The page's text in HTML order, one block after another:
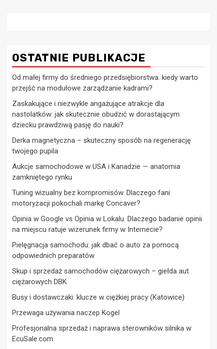
OSTATNIE PUBLIKACJE
Od małej firmy do średniego przedsiębiorstwa. kiedy warto
przejść na modułowe zarządzanie kadrami?
Zaskakujące i niezwykle angażujące atrakcje dla
nastolatków: jak skutecznie obudzić w dorastającym
dziecku prawdziwą pasję do nauki?
Derka magnetyczna – skuteczny sposób na regenerację
twojego pupila
Aukcje samochodowe w USA i Kanadzie — anatomia
zamkniętego rynku
Tuning wizualny bez kompromisów. Dlaczego fani
motoryzacji pokochali markę Concaver?
Opinia w Google vs Opinia w Lokalu. Dlaczego badanie opinii
na miejscu ratuje wizerunek firmy w Internecie?
Pielęgnacja samochodu: jak dbać o auto za pomocą
odpowiednich preparatów
Skup i sprzedaż samochodów ciężarowych – giełda aut
ciężarowych DBK
Busy i dostawczaki: klucze w ciężkiej pracy (Katowice)
Przewaga używania naczep Kogel
Profesjonalna sprzedaż i naprawa sterowników silnika w
EcuSale.com